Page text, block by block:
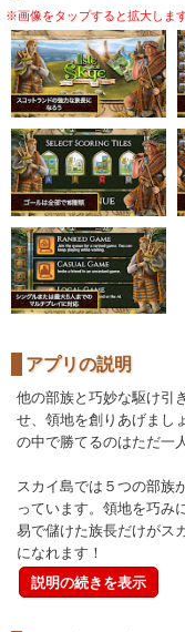
※画像をタップすると拡大します
アプリの説明
他の部族と巧妙な駆け引
せ、領地を創りあげまし
の中で勝てるのはただ一人
スカイ島では５つの部族
っています。領地を巧み
易で儲けた族長だけがス
になれます！
説明の続きを表示